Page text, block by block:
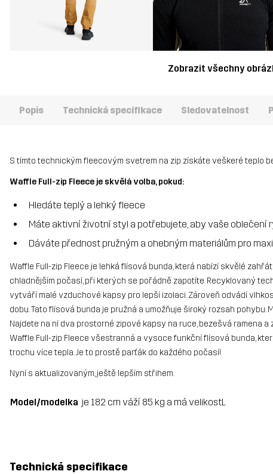
Zobrazit všechny
Popis Technická specifikace Sledovatelnost
S tímto technickým fleecovým svetrem na zip získáte veškeré teplo
Waffle Full-zip Fleece je skvělá volba, pokud:
Hledáte teplý a lehký fleece
Máte aktivní životní styl a potřebujete, aby vaše oblečení
Dáváte přednost pružným a ohebným materiálům pro
Waffle Full-zip Fleece je lehká flísová bunda, která nabízí skvělé
chladnějším počasí, při kterých se pořádně zapotíte. Recyklovaný
vytváří malé vzduchové kapsy pro lepší izolaci. Zároveň odvádí
dobu. Tato flísová bunda je pružná a umožňuje široký rozsah
Najdete na ní dva prostorné zipové kapsy na ruce, bezešvá ramena
Waffle Full-zip Fleece všestranná a vysoce funkční flísová bunda,
trochu více tepla. Je to prostě parťák do každého počasí!
Nyní s aktualizovaným, ještě lepším střihem.
Model/modelka je 182 cm váží 85 kg a má velikostL
Technická specifikace